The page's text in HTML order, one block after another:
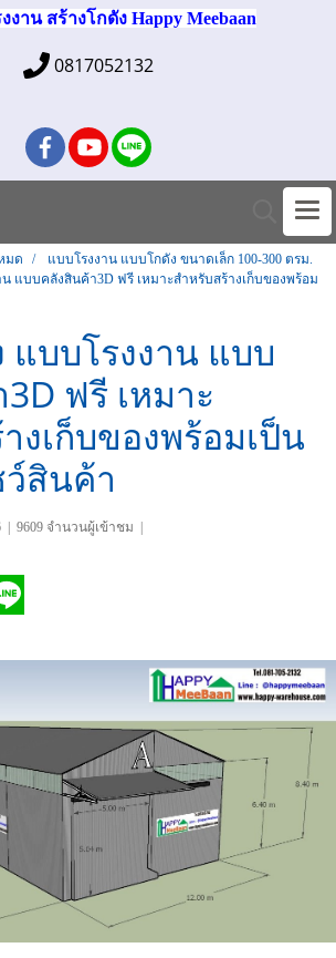
งาน สร้างโกดัง Happy Meebaan
0817052132
มด
แบบโรงงาน แบบโกดัง ขนาดเล็ก 100-300 ตรม.
แบบคลังสินค้า3D ฟรี เหมาะสำหรับสร้างเก็บของพร้อม
แบบโรงงาน แบบ
ฟรี เหมาะ
งเก็บของพร้อมเป็น
สินค้า
9609 จำนวนผู้เข้าชม